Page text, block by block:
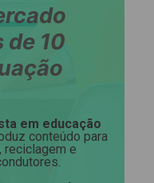
de 10
em educação
conteúdo para
reciclagem e